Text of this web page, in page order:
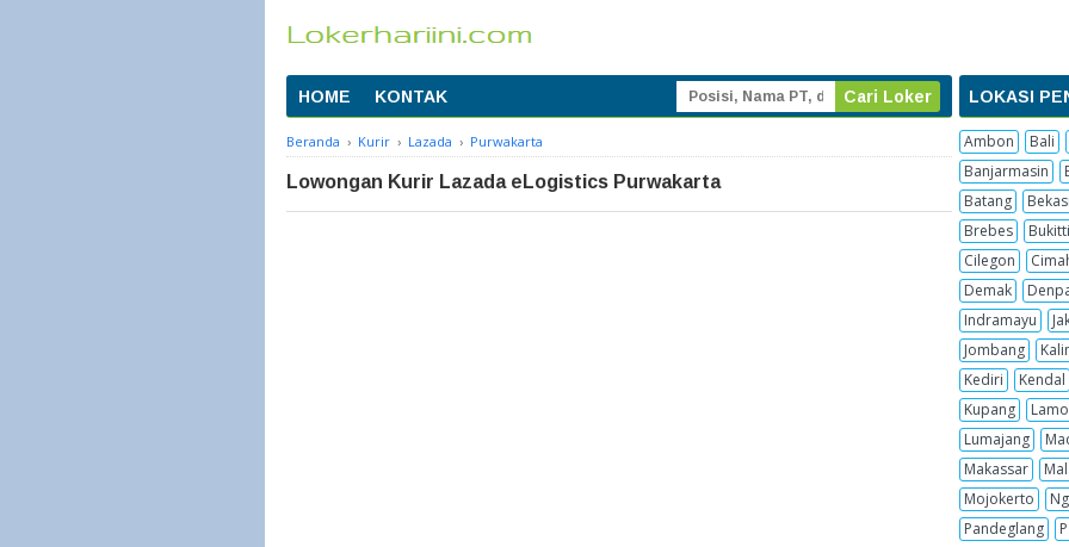
HOME KONTAK
Beranda › Kurir › Lazada › Purwakarta
Lowongan Kurir Lazada eLogistics Purwakarta
LOKASI
Ambon
Bali
Banjarmasin
Batang
Brebes
Cilegon
Demak
Indramayu
Jombang
Kediri
Kendal
Kupang
Lumajang
Makassar
Mojokerto
Pandeglang